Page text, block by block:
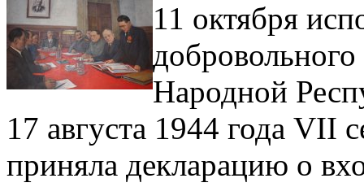
11 октября
Народной
17 августа 1944 года VII
приняла декларацию о